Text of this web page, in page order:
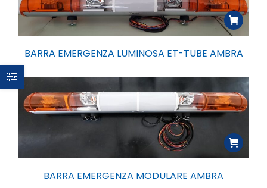
BARRA EMERGENZA LUMINOSA ET-TUBE AMBRA
BARRA EMERGENZA MODULARE AMBRA